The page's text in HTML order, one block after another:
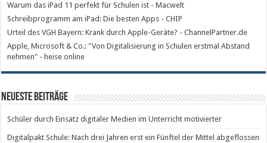
Warum das iPad 11 perfekt für Schulen ist - Macwelt
Schreibprogramm am iPad: Die besten Apps - CHIP
Urteil des VGH Bayern: Krank durch Apple-Geräte? - ChannelPartner.de
Apple, Microsoft & Co.: "Von Digitalisierung in Schulen erstmal Abstand
nehmen" - heise online
Neueste Beiträge
Schüler durch Einsatz digitaler Medien im Unterricht motivierter
Digitalpakt Schule: Nach drei Jahren erst ein Fünftel der Mittel abgeflossen